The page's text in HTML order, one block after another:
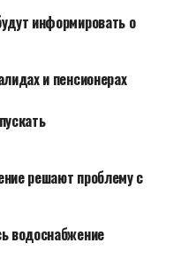
информировать о
и пенсионерах
решают проблему с
водоснабжение